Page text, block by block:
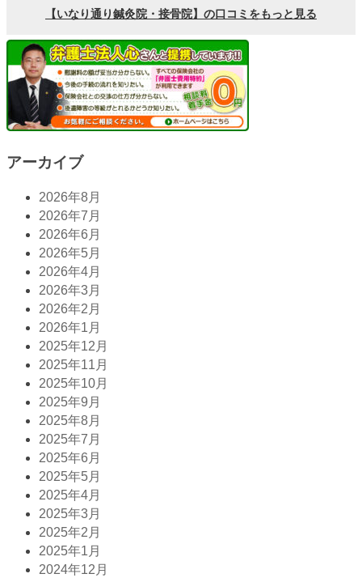
アーカイブ
2026年8月
2026年7月
2026年6月
2026年5月
2026年4月
2026年3月
2026年2月
2026年1月
2025年12月
2025年11月
2025年10月
2025年9月
2025年8月
2025年7月
2025年6月
2025年5月
2025年4月
2025年3月
2025年2月
2025年1月
2024年12月